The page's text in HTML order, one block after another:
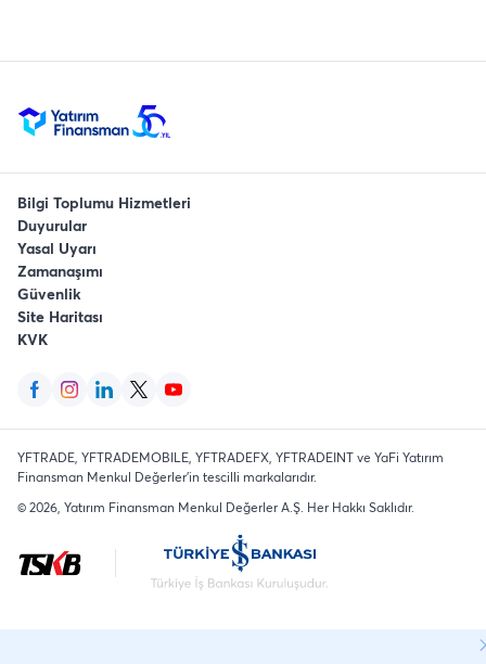
Bilgi Toplumu Hizmetleri
Duyurular
Yasal Uyarı
Zamanaşımı
Güvenlik
Site Haritası
KVK
YFTRADE, YFTRADEMOBILE, YFTRADEFX, YFTRADEINT ve YaFi Yatırım
Finansman Menkul Değerler'in tescilli markalarıdır.
©2026 , Yatırım Finansman Menkul Değerler A.Ş. Her Hakkı Saklıdır.